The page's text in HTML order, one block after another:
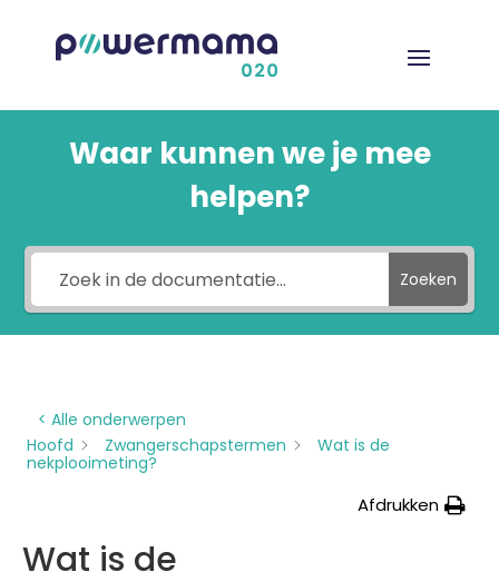
Waar kunnen we je mee
helpen?
Zoeken
< Alle onderwerpen
Hoofd
Zwangerschapstermen
Wat is de
nekplooimeting?
Afdrukken
Wat is de